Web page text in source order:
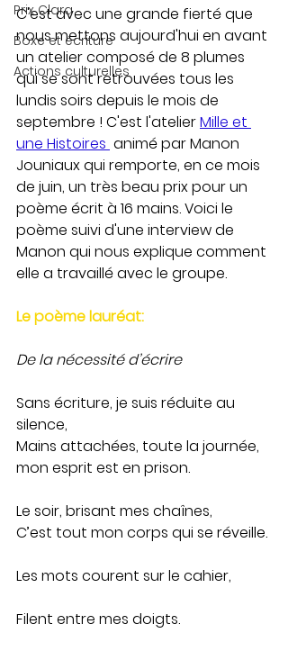
Prix Clara
Boxe et écriture
Actions culturelles
C'est avec une grande fierté que
nous mettons aujourd'hui en avant
un atelier composé de 8 plumes
qui se sont retrouvées tous les
lundis soirs depuis le mois de
septembre ! C'est l'atelier Mille et
une Histoires animé par Manon
Jouniaux qui remporte, en ce mois
de juin, un très beau prix pour un
poème écrit à 16 mains. Voici le
poème suivi d'une interview de
Manon qui nous explique comment
elle a travaillé avec le groupe.
Le poème lauréat:
De la nécessité d’écrire
Sans écriture, je suis réduite au
silence,
Mains attachées, toute la journée,
mon esprit est en prison.
Le soir, brisant mes chaînes,
C’est tout mon corps qui se réveille.
Les mots courent sur le cahier,
Filent entre mes doigts.